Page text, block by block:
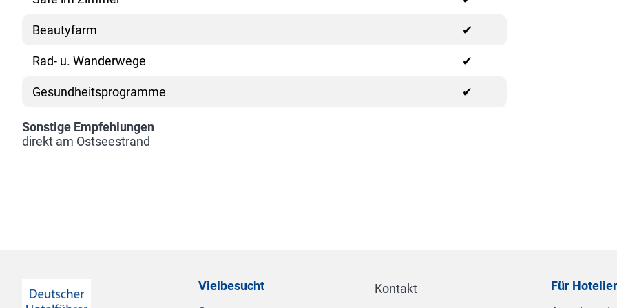
Beautyfarm ✔
Rad- u. Wanderwege ✔
Gesundheitsprogramme ✔
Sonstige Empfehlungen
direkt am Ostseestrand
Vielbesucht
Kontakt
Für